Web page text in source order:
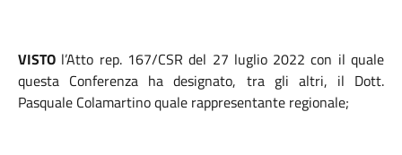
VISTO l’Atto rep. 167/CSR del 27 luglio 2022 con il quale
questa Conferenza ha designato, tra gli altri, il Dott.
Pasquale Colamartino quale rappresentante regionale;